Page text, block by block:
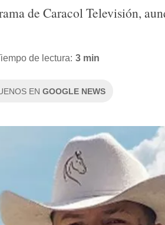
de Caracol Televisión,
de lectura: 3 min
EN GOOGLE NEWS